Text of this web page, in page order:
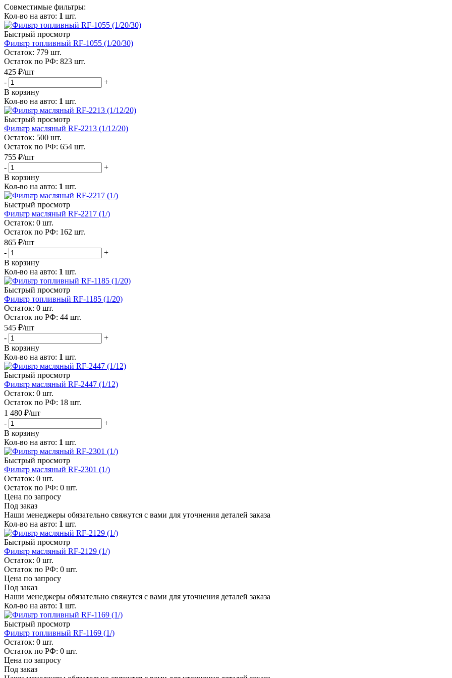
Совместимые фильтры:
Кол-во на авто: 1 шт.
Быстрый просмотр
Фильтр топливный RF-1055 (1/20/30)
Остаток: 779 шт.
Остаток по РФ: 823 шт.
425 ₽/шт
-
+
В корзину
Кол-во на авто: 1 шт.
Быстрый просмотр
Фильтр масляный RF-2213 (1/12/20)
Остаток: 500 шт.
Остаток по РФ: 654 шт.
755 ₽/шт
-
+
В корзину
Кол-во на авто: 1 шт.
Быстрый просмотр
Фильтр масляный RF-2217 (1/)
Остаток: 0 шт.
Остаток по РФ: 162 шт.
865 ₽/шт
-
+
В корзину
Кол-во на авто: 1 шт.
Быстрый просмотр
Фильтр топливный RF-1185 (1/20)
Остаток: 0 шт.
Остаток по РФ: 44 шт.
545 ₽/шт
-
+
В корзину
Кол-во на авто: 1 шт.
Быстрый просмотр
Фильтр масляный RF-2447 (1/12)
Остаток: 0 шт.
Остаток по РФ: 18 шт.
1 480 ₽/шт
-
+
В корзину
Кол-во на авто: 1 шт.
Быстрый просмотр
Фильтр масляный RF-2301 (1/)
Остаток: 0 шт.
Остаток по РФ: 0 шт.
Цена по запросу
Под заказ
Наши менеджеры обязательно свяжутся с вами для уточнения деталей заказа
Кол-во на авто: 1 шт.
Быстрый просмотр
Фильтр масляный RF-2129 (1/)
Остаток: 0 шт.
Остаток по РФ: 0 шт.
Цена по запросу
Под заказ
Наши менеджеры обязательно свяжутся с вами для уточнения деталей заказа
Кол-во на авто: 1 шт.
Быстрый просмотр
Фильтр топливный RF-1169 (1/)
Остаток: 0 шт.
Остаток по РФ: 0 шт.
Цена по запросу
Под заказ